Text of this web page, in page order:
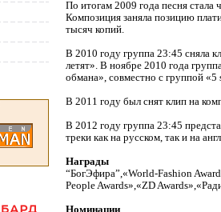
По итогам 2009 года песня
Композиция заняла позицию
тысяч копий.
В 2010 году группа 23:45 сняла
летят». В ноябре 2010 года
обмана», совместно с группой
В 2011 году был снят клип на
В 2012 году группа 23:45
треки как на русском, так и на
Награды
“БогЭфира”,«World-Fashion
People Awards»,«ZD
Номинации